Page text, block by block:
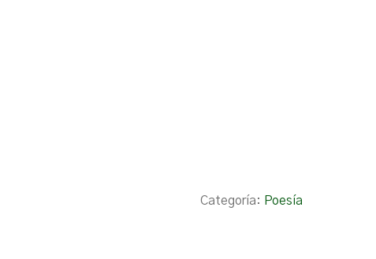
Categoría: Poesía